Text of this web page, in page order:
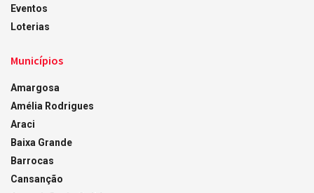
Eventos
Loterias
Municípios
Amargosa
Amélia Rodrigues
Araci
Baixa Grande
Barrocas
Cansanção